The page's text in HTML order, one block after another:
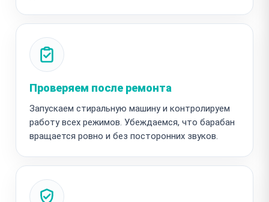
Проверяем после ремонта
Запускаем стиральную машину и контролируем
работу всех режимов. Убеждаемся, что барабан
вращается ровно и без посторонних звуков.